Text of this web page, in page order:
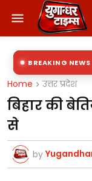
BREAKING NEWS
के आरोप में दो सिपाही
Home उत्तर प्रदेश
बिहार की
से
by